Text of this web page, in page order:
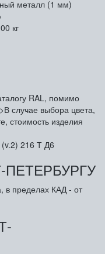
металл (1 мм)
кг
RAL, помимо
случае выбора цвета,
стоимость изделия
(v.2) 216 Т Д6
в пределах КАД - от